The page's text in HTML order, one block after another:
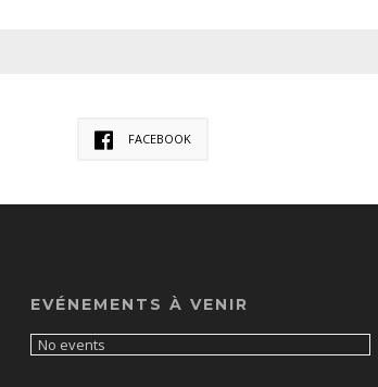
FACEBOOK
EVÉNEMENTS À VENIR
No events